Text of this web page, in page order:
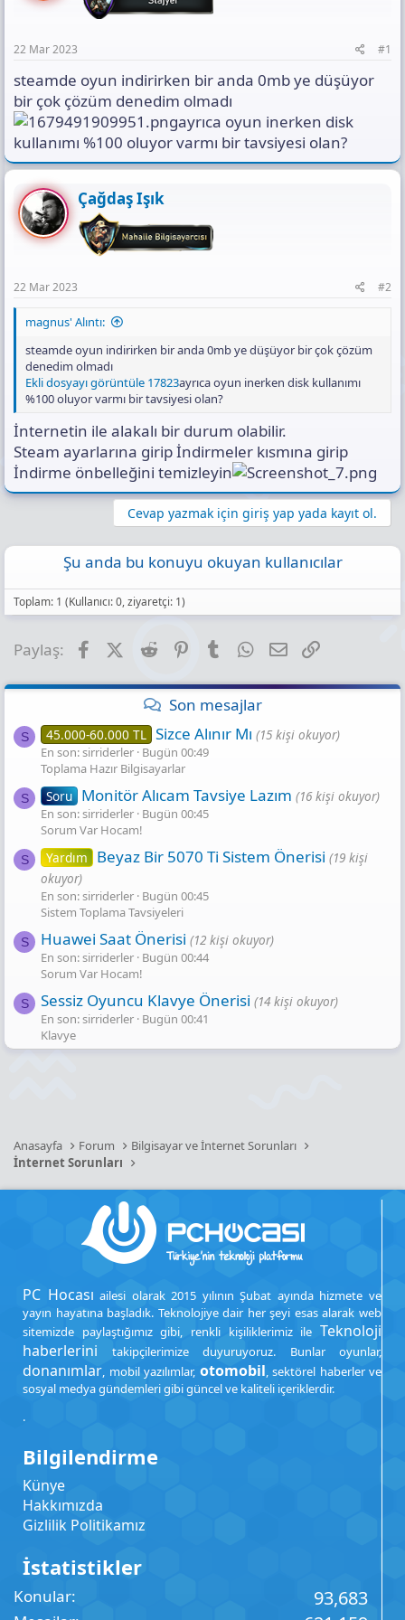
n
i
n
ı
n
K
o
p
a
22 Mar 2023 #1
steamde oyun indirirken bir anda 0mb ye düşüyor
bir çok çözüm denedim olmadı
ayrıca oyun inerken disk
kullanımı %100 oluyor varmı bir tavsiyesi olan?
Çağdaş Işık
22 Mar 2023 #2
magnus' Alıntı:
steamde oyun indirirken bir anda 0mb ye düşüyor bir çok çözüm
denedim olmadı
Ekli dosyayı görüntüle 17823ayrıca oyun inerken disk kullanımı
%100 oluyor varmı bir tavsiyesi olan?
İnternetin ile alakalı bir durum olabilir.
Steam ayarlarına girip İndirmeler kısmına girip
İndirme önbelleğini temizleyin
Cevap yazmak için giriş yap yada kayıt ol.
Şu anda bu konuyu okuyan kullanıcılar
Toplam: 1 (Kullanıcı: 0, ziyaretçi: 1)
Paylaş: FacebookX (Twitter)
Reddit PinterestTumblr WhatsApp
E-posta
Son mesajlar
S 45.000-60.000 TL Sizce Alınır Mı (15 kişi okuyor)
En son: sirriderler Bugün 00:49
Toplama Hazır Bilgisayarlar
S Soru Monitör Alıcam Tavsiye Lazım (16 kişi okuyor)
En son: sirriderler Bugün 00:45
Sorum Var Hocam!
S Yardım Beyaz Bir 5070 Ti Sistem Önerisi (19 kişi
okuyor)
En son: sirriderler Bugün 00:45
Sistem Toplama Tavsiyeleri
S Huawei Saat Önerisi (12 kişi okuyor)
En son: sirriderler Bugün 00:44
Sorum Var Hocam!
S Sessiz Oyuncu Klavye Önerisi (14 kişi okuyor)
En son: sirriderler Bugün 00:41
Klavye
Anasayfa Forum
Bilgisayar ve İnternet Sorunları
İnternet Sorunları
PC Hocası ailesi olarak 2015 yılının Şubat ayında hizmete ve
yayın hayatına başladık. Teknolojiye dair her şeyi esas alarak web
sitemizde paylaştığımız gibi, renkli kişiliklerimiz ile Teknoloji
haberlerini takipçilerimize duyuruyoruz. Bunlar oyunlar,
donanımlar, mobil yazılımlar, otomobil, sektörel haberler ve
sosyal medya gündemleri gibi güncel ve kaliteli içeriklerdir.
.
Bilgilendirme
Künye
Hakkımızda
Gizlilik Politikamız
İstatistikler
Konular 93,683